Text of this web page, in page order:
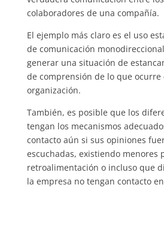
colaboradores de una compañía.
El ejemplo más claro es el uso
de comunicación
generar una situación de
de comprensión de lo que ocurre
organización.
También, es posible que los
tengan los mecanismos
contacto aún si sus opiniones
escuchadas, existiendo menores
retroalimentación o incluso que
la empresa no tengan contacto